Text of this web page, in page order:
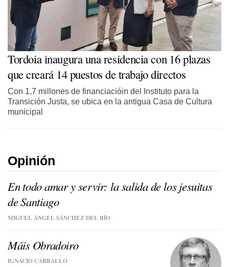
Tordoia inaugura una residencia con 16 plazas
que creará 14 puestos de trabajo directos
Con 1,7 millones de financiacióin del Instituto para la
Transición Justa, se ubica en la antigua Casa de Cultura
municipal
Opinión
En todo amar y servir: la salida de los jesuitas
de Santiago
MIGUEL ÁNGEL SÁNCHEZ DEL RÏO
Máis Obradoiro
IGNACIO CARBALLO